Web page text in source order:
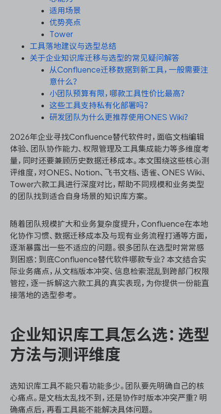
ONES 资讯
适用场景
优势亮点
Tower
工具落地建议与选型总结
关于企业知识库迁移与选型的常见疑问解答
从Confluence迁移数据到新工具，一般需要注
意什么？
小团队预算有限，哪款工具性价比最高？
这些工具支持私有化部署吗？
研发团队为什么更推荐使用ONES Wiki？
2026年企业寻找Confluence替代软件时，面临文档编辑
体验、团队协作能力、权限管理及工具集成能力等多维度考
量，同时还要兼顾历史数据迁移成本。本文围绕这些核心测
评维度，对ONES、Notion、飞书文档、语雀、ONES Wiki、
Tower六款工具进行深度对比，帮助不同规模和业务类型
的团队找到适合自身场景的知识库方案。
随着团队规模扩大和业务复杂度提升，Confluence在本地
化协作习惯、数据迁移成本及与现有业务流程打通等方面，
逐渐暴露出一些不适应的问题。很多团队在选型时常常感
到困惑：到底Confluence替代软件哪款专业？本文结合实
际业务痛点，从文档版本冲突、信息检索混乱到跨部门权限
管控，逐一拆解这六款工具的真实表现，为你提供一份能直
接落地的选型参考。
企业知识库工具怎么选：选型
方法与测评维度
选知识库工具不能只看功能多少。团队要先明确自己的核
心痛点。是文档太乱找不到，还是协作时版本冲突严重？明
确痛点后，再看工具能不能解决具体问题。